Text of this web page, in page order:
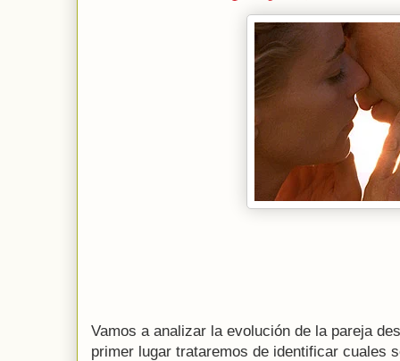
Vamos a analizar la evolución de la pareja
primer lugar trataremos de identificar cuales